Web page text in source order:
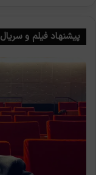
پیشنهاد فیلم و سریال